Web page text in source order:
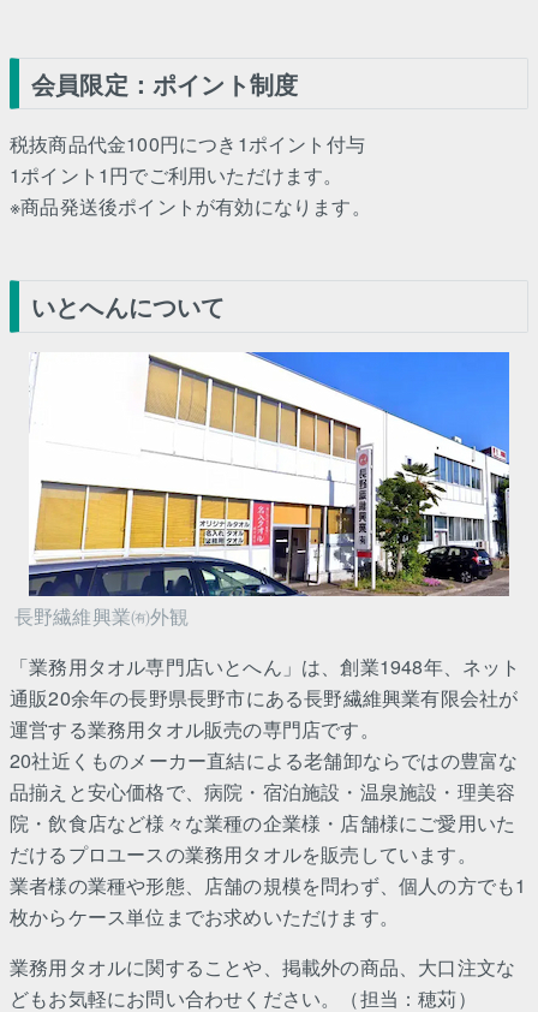
会員限定：ポイント制度
税抜商品代金100円につき1ポイント付与
1ポイント1円でご利用いただけます。
※商品発送後ポイントが有効になります。
いとへんについて
長野繊維興業㈲外観
「業務用タオル専門店いとへん」は、創業1948年、ネット
通販20余年の長野県長野市にある長野繊維興業有限会社が
運営する業務用タオル販売の専門店です。
20社近くものメーカー直結による老舗卸ならではの豊富な
品揃えと安心価格で、病院・宿泊施設・温泉施設・理美容
院・飲食店など様々な業種の企業様・店舗様にご愛用いた
だけるプロユースの業務用タオルを販売しています。
業者様の業種や形態、店舗の規模を問わず、個人の方でも1
枚からケース単位までお求めいただけます。
業務用タオルに関することや、掲載外の商品、大口注文な
どもお気軽にお問い合わせください。（担当：穂苅）